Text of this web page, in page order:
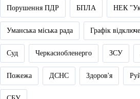
Порушення ПДР БПЛА НЕК
Уманська міська рада Графік
Суд Черкасиобленерго ЗСУ
Пожежа ДСНС Здоров'я